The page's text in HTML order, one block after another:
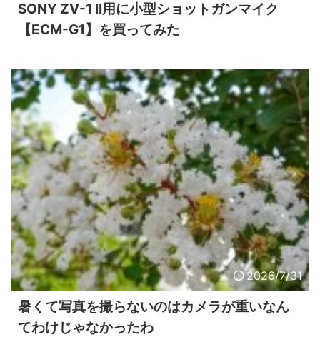
SONY ZV-1 II用に小型ショットガンマイク
【ECM-G1】を買ってみた
2026/7/31
暑くて写真を撮らないのはカメラが重いなん
てわけじゃなかったわ